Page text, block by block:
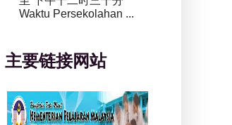
Waktu Persekolahan ...
主要链接网站